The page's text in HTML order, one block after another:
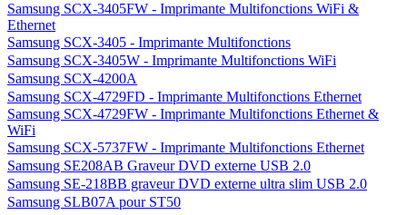
Samsung SCX-3405FW - Imprimante Multifonctions WiFi &
Ethernet
Samsung SCX-3405 - Imprimante Multifonctions
Samsung SCX-3405W - Imprimante Multifonctions WiFi
Samsung SCX-4200A
Samsung SCX-4729FD - Imprimante Multifonctions Ethernet
Samsung SCX-4729FW - Imprimante Multifonctions Ethernet &
WiFi
Samsung SCX-5737FW - Imprimante Multifonctions Ethernet
Samsung SE208AB Graveur DVD externe USB 2.0
Samsung SE-218BB graveur DVD externe ultra slim USB 2.0
Samsung SLB07A pour ST50